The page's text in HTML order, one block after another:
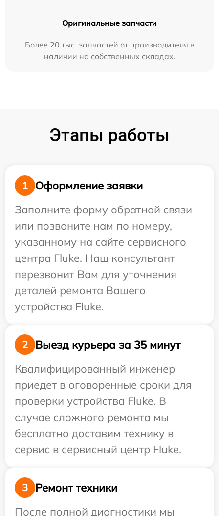
Оригинальные запчасти
Более 20 тыс. запчастей от производителя в
наличии на собственных складах.
Этапы работы
1
Оформление заявки
Заполните форму обратной связи
или позвоните нам по номеру,
указанному на сайте сервисного
центра Fluke. Наш консультант
перезвонит Вам для уточнения
деталей ремонта Вашего
устройства Fluke.
2
Выезд курьера за 35 минут
Квалифицированный инженер
приедет в оговоренные сроки для
проверки устройства Fluke. В
случае сложного ремонта мы
бесплатно доставим технику в
сервис в сервисный центр Fluke.
3
Ремонт техники
После полной диагностики мы